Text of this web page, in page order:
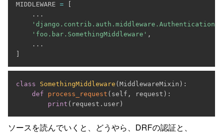
MIDDLEWARE =
. . .
'foo.bar.SomethingMiddleware' ,
. . .
class SomethingMiddleware ( MiddlewareMixin ) :
def
process_request ( self , request ) :
print ( request . user )
ソースを読んでいくと、どうやら、DRFの認証と、